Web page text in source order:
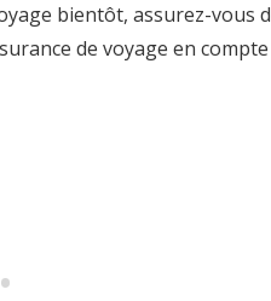
bientôt, assurez-vous
de voyage en